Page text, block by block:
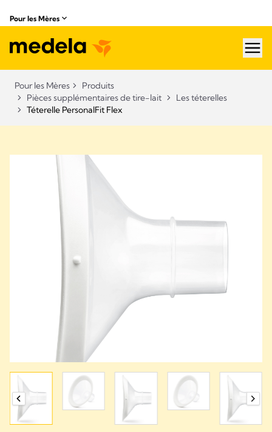
Pour les Mères
Pour les Mères
Produits
Pièces supplémentaires de tire-lait
Les téterelles
Téterelle PersonalFit Flex